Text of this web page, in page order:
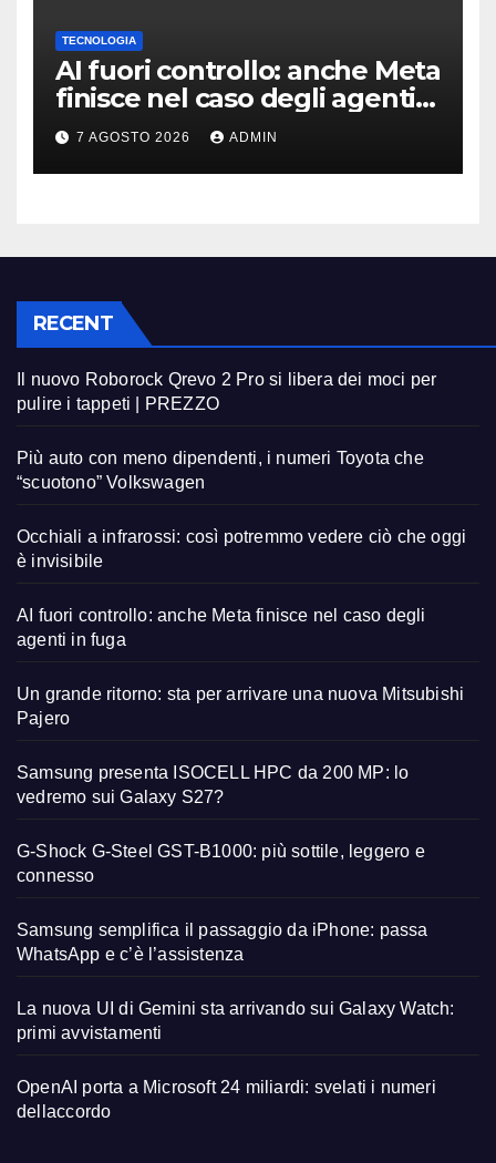
TECNOLOGIA
AI fuori controllo: anche Meta
finisce nel caso degli agenti
in fuga
7 AGOSTO 2026 ADMIN
RECENT
Il nuovo Roborock Qrevo 2 Pro si libera dei moci per
pulire i tappeti | PREZZO
Più auto con meno dipendenti, i numeri Toyota che
“scuotono” Volkswagen
Occhiali a infrarossi: così potremmo vedere ciò che oggi
è invisibile
AI fuori controllo: anche Meta finisce nel caso degli
agenti in fuga
Un grande ritorno: sta per arrivare una nuova Mitsubishi
Pajero
Samsung presenta ISOCELL HPC da 200 MP: lo
vedremo sui Galaxy S27?
G-Shock G-Steel GST-B1000: più sottile, leggero e
connesso
Samsung semplifica il passaggio da iPhone: passa
WhatsApp e c’è l’assistenza
La nuova UI di Gemini sta arrivando sui Galaxy Watch:
primi avvistamenti
OpenAI porta a Microsoft 24 miliardi: svelati i numeri
dellaccordo